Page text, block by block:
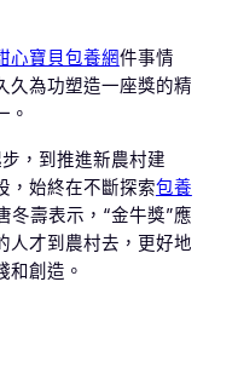
心寶貝包養網件事情
久為功塑造一座獎的精
。
步，到推進新農村建
，始終在不斷探索包養
冬壽表示，“金牛獎”應
人才到農村去，更好地
和創造。